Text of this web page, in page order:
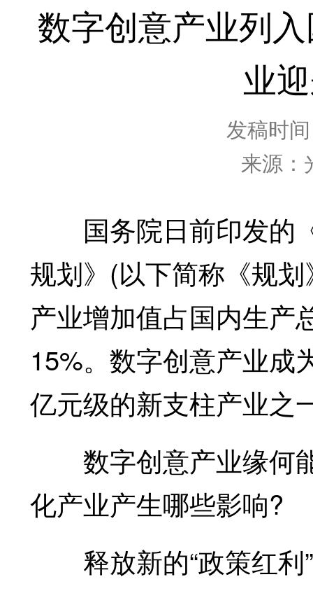
数字创意产业列
业
发稿时
来源：
国务院日前印发的《
规划》(以下简称《规
产业增加值占国内生产
15%。数字创意产业成
亿元级的新支柱产业之
数字创意产业缘何
化产业产生哪些影响?
释放新的“政策红利”